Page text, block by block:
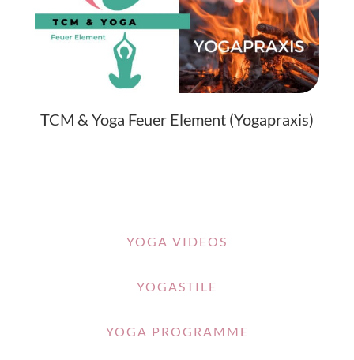
TCM & Yoga Feuer Element (Yogapraxis)
YOGA VIDEOS
YOGASTILE
YOGA PROGRAMME